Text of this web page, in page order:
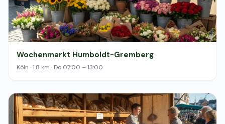
Wochenmarkt Humboldt-Gremberg
Köln · 1.8 km · Do 07:00 – 13:00